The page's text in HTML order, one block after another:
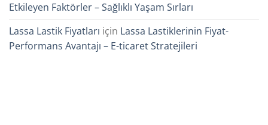
Etkileyen Faktörler – Sağlıklı Yaşam Sırları
Lassa Lastik Fiyatları için Lassa Lastiklerinin Fiyat-
Performans Avantajı – E-ticaret Stratejileri